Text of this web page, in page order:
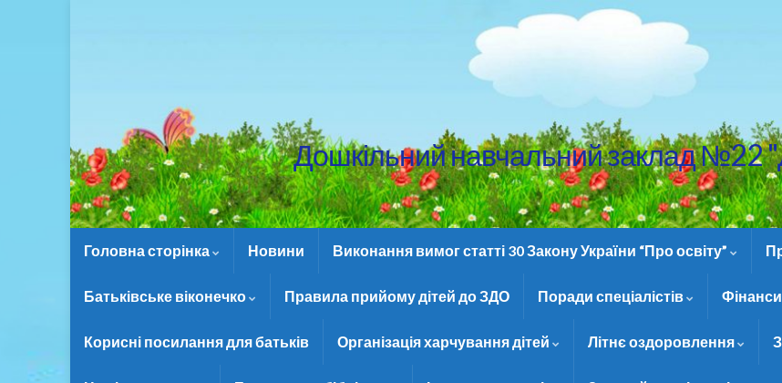
Дошкільний навчальний заклад №22
Головна сторінка Новини Виконання вимог статті 30 Закону України “Про освіту”
Батьківське віконечко Правила прийому дітей до ЗДО Поради спеціалістів Фінанси
Корисні посилання для батьків Організація харчування дітей Літнє оздоровлення